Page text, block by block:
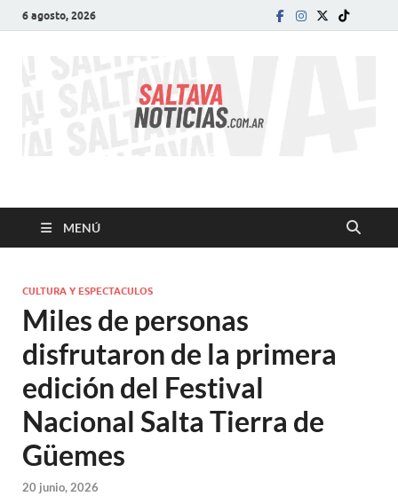
6 agosto, 2026
SALTA VA!
MENÚ
CULTURA Y ESPECTACULOS
Miles de personas
disfrutaron de la primera
edición del Festival
Nacional Salta Tierra de
Güemes
20 junio, 2026